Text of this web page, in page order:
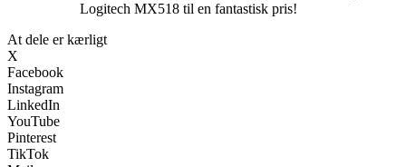
Logitech MX518 til en fantastisk pris!
At dele er kærligt
X
Facebook
Instagram
LinkedIn
YouTube
Pinterest
TikTok